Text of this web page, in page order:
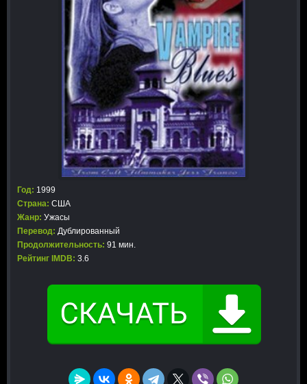
Год: 1999
Страна: США
Жанр: Ужасы
Перевод: Дублированный
Продолжительность: 91 мин.
Рейтинг IMDB: 3.6